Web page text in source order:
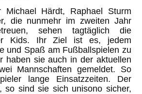
Michael Härdt, Raphael Sturm
die nunmehr im zweiten Jahr
sehen tagtäglich die
Kids. Ihr Ziel ist es, jedem
und Spaß am Fußballspielen zu
haben sie auch in der aktuellen
Mannschaften gemeldet. So
lange Einsatzzeiten. Der
so sind sie sich unisono sicher,